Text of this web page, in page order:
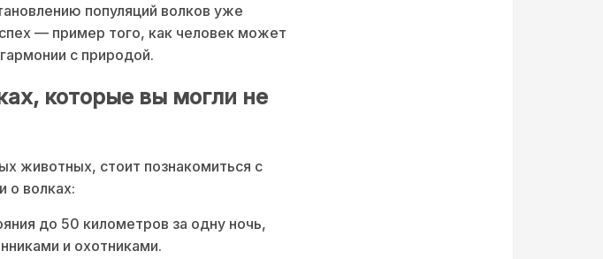
популяций волков уже
— пример того, как человек может
с природой.
которые вы могли не
животных, стоит познакомиться с
о волках:
до 50 километров за одну ночь,
и охотниками.